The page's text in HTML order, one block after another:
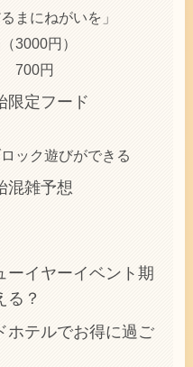
まにねがいを」
3000円）
700円
限定フード
ック遊びができる
混雑予想
ーイヤーイベント期
る？
ホテルでお得に過ご